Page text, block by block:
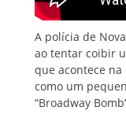
A polícia de
ao tentar coibir
que acontece na
como um
“Broadway